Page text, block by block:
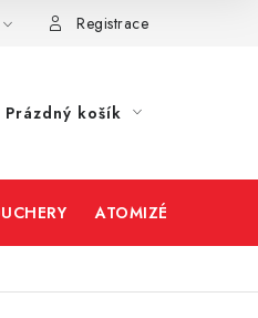
Registrace
Prázdný košík
ATOMIZÉRY A